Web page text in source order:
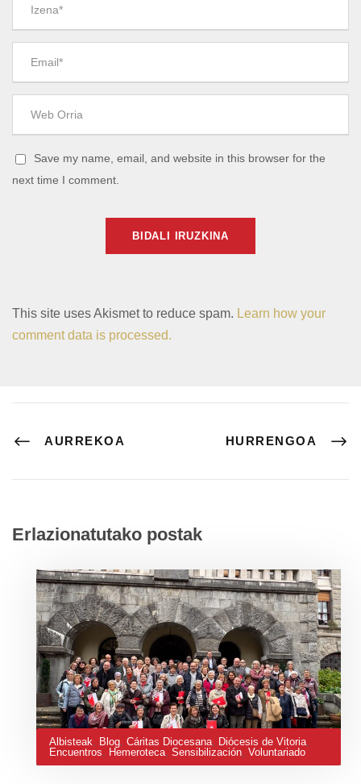
Save my name, email, and website in this browser for the
next time I comment.
This site uses Akismet to reduce spam. Learn how your
comment data is processed.
AURREKOA HURRENGOA
Erlazionatutako postak
Albisteak Blog Cáritas Diocesana Diócesis de Vitoria
Encuentros
Hemeroteca Sensibilización Voluntariado